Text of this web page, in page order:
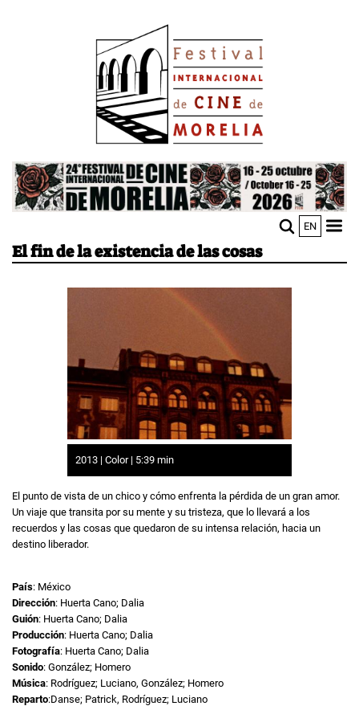
Image
EN
menu
El fin de la existencia de las cosas
2013 | Color | 5:39 min
El punto de vista de un chico y cómo enfrenta la pérdida de un gran amor.
Un viaje que transita por su mente y su tristeza, que lo llevará a los
recuerdos y las cosas que quedaron de su intensa relación, hacia un
destino liberador.
País: México
Dirección: Huerta Cano; Dalia
Guión: Huerta Cano; Dalia
Producción: Huerta Cano; Dalia
Fotografía: Huerta Cano; Dalia
Sonido: González; Homero
Música: Rodríguez; Luciano, González; Homero
Reparto:Danse; Patrick, Rodríguez; Luciano